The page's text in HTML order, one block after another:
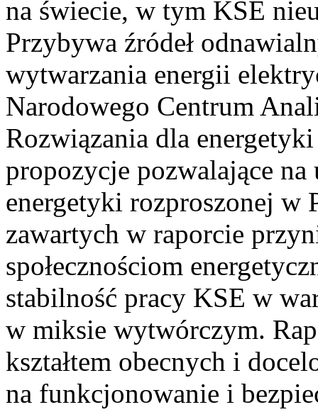
na świecie, w tym KSE
Przybywa źródeł
wytwarzania energii
Narodowego Centrum
Rozwiązania dla
propozycje pozwalające
energetyki rozproszonej w
zawartych w raporcie
społecznościom
stabilność pracy KSE w
w miksie wytwórczym.
kształtem obecnych i
na funkcjonowanie i